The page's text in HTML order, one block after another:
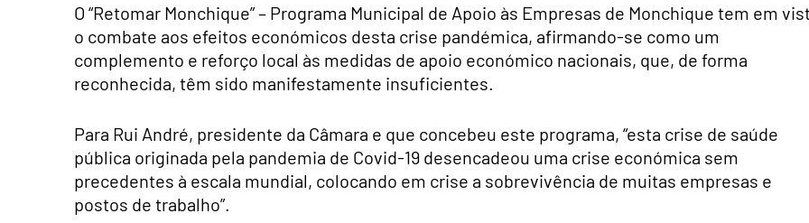
O “Retomar Monchique” – Programa Municipal de Apoio às Empresas de Monchique tem em
o combate aos efeitos económicos desta crise pandémica, afirmando-se como um
complemento e reforço local às medidas de apoio económico nacionais, que, de forma
reconhecida, têm sido manifestamente insuficientes.
Para Rui André, presidente da Câmara e que concebeu este programa, “esta crise de saúde
pública originada pela pandemia de Covid-19 desencadeou uma crise económica sem
precedentes à escala mundial, colocando em crise a sobrevivência de muitas empresas e
postos de trabalho”.